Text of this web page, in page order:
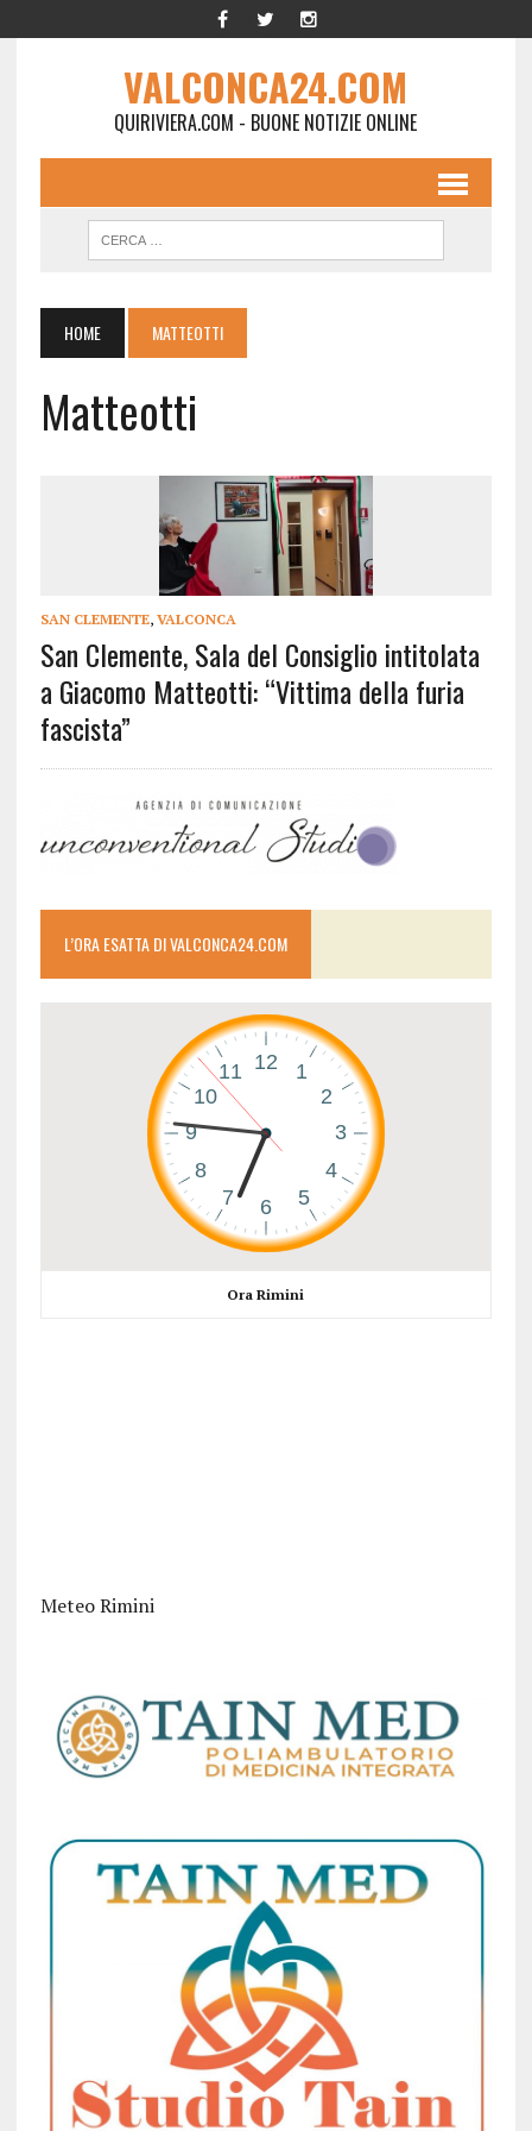
VALCONCA24.COM
QUIRIVIERA.COM - BUONE NOTIZIE ONLINE
HOME MATTEOTTI
Matteotti
SAN CLEMENTE, VALCONCA
San Clemente, Sala del Consiglio intitolata
a Giacomo Matteotti: “Vittima della furia
fascista”
L’ORA ESATTA DI VALCONCA24.COM
Ora Rimini
Meteo Rimini